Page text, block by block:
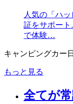
人気の「ハ
証をサポート
で体験…
キャンピングカー
もっと見る
全てが